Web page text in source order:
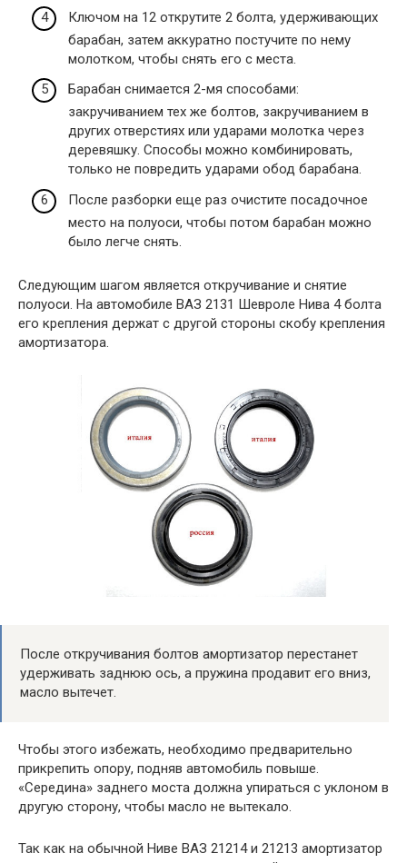
Ключом на 12 открутите 2 болта, удерживающих
барабан, затем аккуратно постучите по нему
молотком, чтобы снять его с места.
Барабан снимается 2-мя способами:
закручиванием тех же болтов, закручиванием в
других отверстиях или ударами молотка через
деревяшку. Способы можно комбинировать,
только не повредить ударами обод барабана.
После разборки еще раз очистите посадочное
место на полуоси, чтобы потом барабан можно
было легче снять.
Следующим шагом является откручивание и снятие
полуоси. На автомобиле ВАЗ 2131 Шевроле Нива 4 болта
его крепления держат с другой стороны скобу крепления
амортизатора.
После откручивания болтов амортизатор перестанет
удерживать заднюю ось, а пружина продавит его вниз,
масло вытечет.
Чтобы этого избежать, необходимо предварительно
прикрепить опору, подняв автомобиль повыше.
«Середина» заднего моста должна упираться с уклоном в
другую сторону, чтобы масло не вытекало.
Так как на обычной Ниве ВАЗ 21214 и 21213 амортизатор